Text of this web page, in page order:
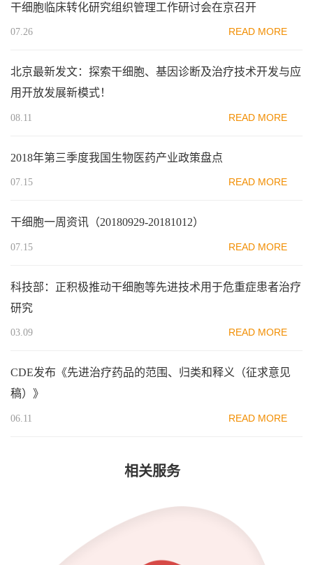
干细胞临床转化研究组织管理工作研讨会在京召开
07.26 READ MORE
北京最新发文：探索干细胞、基因诊断及治疗技术开发与应
用开放发展新模式！
08.11 READ MORE
2018年第三季度我国生物医药产业政策盘点
07.15 READ MORE
干细胞一周资讯（20180929-20181012）
07.15 READ MORE
科技部：正积极推动干细胞等先进技术用于危重症患者治疗
研究
03.09 READ MORE
CDE发布《先进治疗药品的范围、归类和释义（征求意见
稿）》
06.11 READ MORE
相关服务